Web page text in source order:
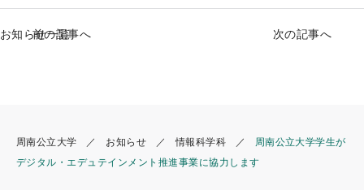
e
b
l
e
前の記事へ 次の記事へ
お知らせ一覧
周南公立大学 お知らせ 情報科学科
周南公立大学学生が
デジタル・エデュテインメント推進事業に協力します